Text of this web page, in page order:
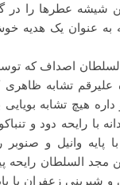
عطرها را در
به عنوان یک هدیه
اصداف که
علیرقم تشابه
هیچ تشابه بویایی
با رایحه دود و
پایه وانیل و
مجد السلطان رایحه
و شیرینی زعفران با